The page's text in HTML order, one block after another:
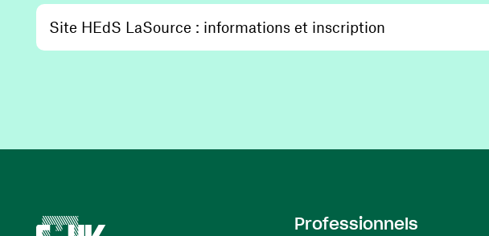
Site HEdS LaSource : informations et inscription
Professionnels